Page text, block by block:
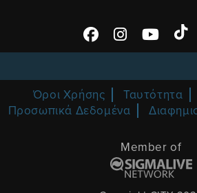
Όροι Χρήσης Ταυτότητα
Προσωπικά Δεδομένα
Member of